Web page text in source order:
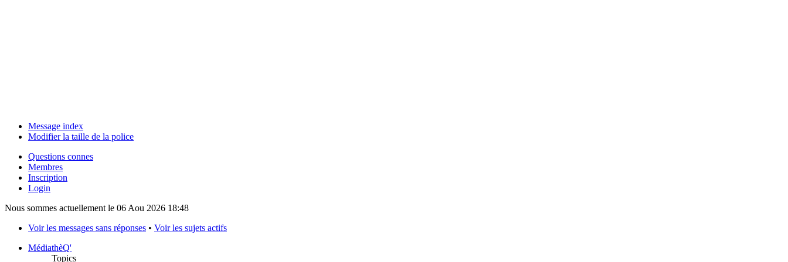
Message index
Modifier la taille de la police
Questions connes
Membres
Inscription
Login
Nous sommes actuellement le 06 Aou 2026 18:48
Voir les messages sans réponses • Voir les sujets actifs
MédiathèQ'
Topics